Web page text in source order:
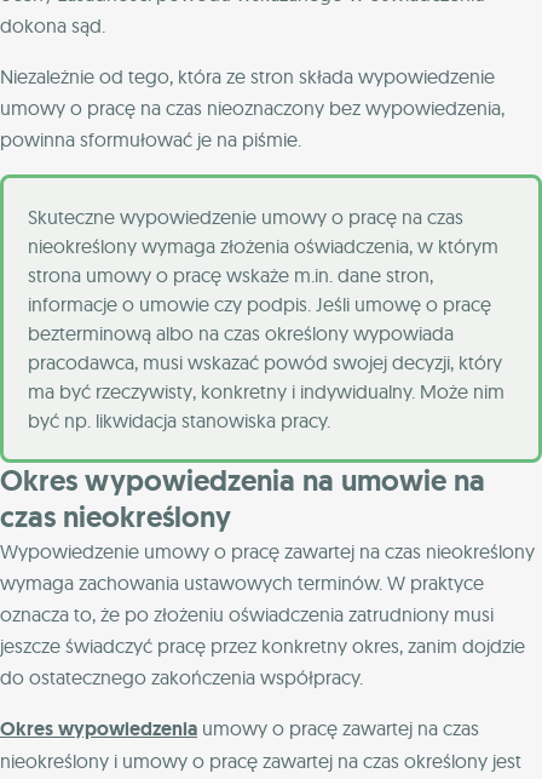
dokona sąd.
Niezależnie od tego, która ze stron składa wypowiedzenie
umowy o pracę na czas nieoznaczony bez wypowiedzenia,
powinna sformułować je na piśmie.
Skuteczne wypowiedzenie umowy o pracę na czas
nieokreślony wymaga złożenia oświadczenia, w którym
strona umowy o pracę wskaże m.in. dane stron,
informacje o umowie czy podpis. Jeśli umowę o pracę
bezterminową albo na czas określony wypowiada
pracodawca, musi wskazać powód swojej decyzji, który
ma być rzeczywisty, konkretny i indywidualny. Może nim
być np. likwidacja stanowiska pracy.
Okres wypowiedzenia na umowie na
czas nieokreślony
Wypowiedzenie umowy o pracę zawartej na czas nieokreślony
wymaga zachowania ustawowych terminów. W praktyce
oznacza to, że po złożeniu oświadczenia zatrudniony musi
jeszcze świadczyć pracę przez konkretny okres, zanim dojdzie
do ostatecznego zakończenia współpracy.
Okres wypowiedzenia umowy o pracę zawartej na czas
nieokreślony i umowy o pracę zawartej na czas określony jest